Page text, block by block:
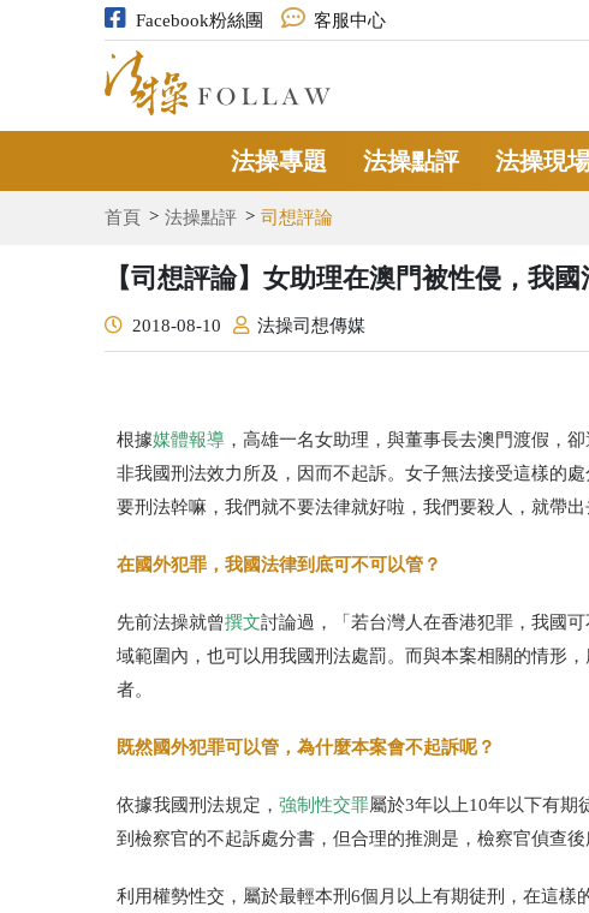
Facebook粉絲團 客服中心
法操專題 法操點評 法操現
首頁 法操點評 司想評論
【司想評論】女助理在澳門被性侵，我
2018-08-10 法操司想傳媒
根據媒體報導 ，高雄一名女助理，與董事長去澳門渡假，
非我國刑法效力所及，因而不起訴。女子無法接受這樣的
要刑法幹嘛，我們就不要法律就好啦，我們要殺人，就帶出
在國外犯罪，我國法律到底可不可以管？
先前法操就曾撰文討論過，「若台灣人在香港犯罪，我國
域範圍內，也可以用我國刑法處罰。而與本案相關的情形
者。
既然國外犯罪可以管，為什麼本案會不起訴呢？
依據我國刑法規定， 強制性交罪屬於3年以上10年以下有期
到檢察官的不起訴處分書，但合理的推測是，檢察官偵查後
利用權勢性交，屬於最輕本刑6個月以上有期徒刑，在這